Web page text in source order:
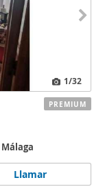
1/32
Málaga
Llamar
PREMIUM